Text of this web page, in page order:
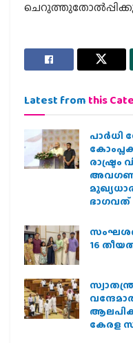
Latest from this
ഭാഗവത്
16
കേരള